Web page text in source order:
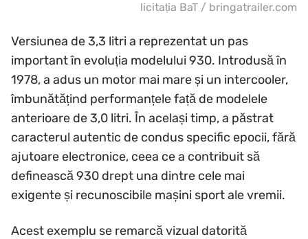
licitația BaT / bringatrailer.com
Versiunea de 3,3 litri a reprezentat un pas
important în evoluția modelului 930. Introdusă în
1978, a adus un motor mai mare și un intercooler,
îmbunătățind performanțele față de modelele
anterioare de 3,0 litri. În același timp, a păstrat
caracterul autentic de condus specific epocii, fără
ajutoare electronice, ceea ce a contribuit să
definească 930 drept una dintre cele mai
exigente și recunoscibile mașini sport ale vremii.
Acest exemplu se remarcă vizual datorită